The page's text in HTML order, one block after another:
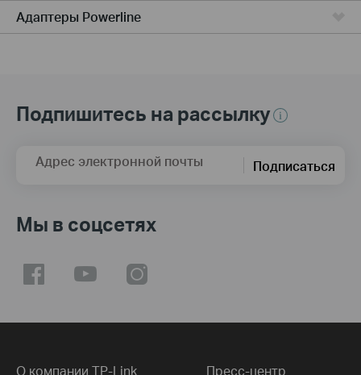
Адаптеры Powerline
Подпишитесь на рассылку
Адрес электронной почты Подписаться
Мы в соцсетях
О компании TP-Link Пресс-центр